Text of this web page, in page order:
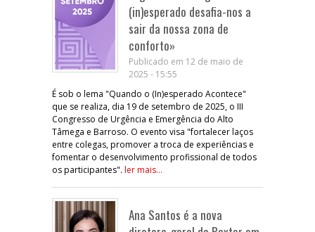
(in)esperado desafia-nos a
sair da nossa zona de
conforto»
Publicado em 12 de maio de
2025 - 15:55
É sob o lema "Quando o (In)esperado Acontece"
que se realiza, dia 19 de setembro de 2025, o III
Congresso de Urgência e Emergência do Alto
Tâmega e Barroso. O evento visa "fortalecer laços
entre colegas, promover a troca de experiências e
fomentar o desenvolvimento profissional de todos
os participantes". ler mais...
Ana Santos é a nova